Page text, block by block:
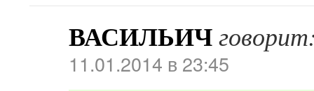
ВАСИЛЬИЧ
11.01.2014 в 23:45